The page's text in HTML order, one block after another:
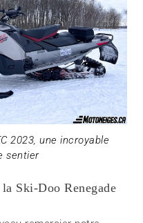
2023, une incroyable
sentier
Ski-Doo Renegade